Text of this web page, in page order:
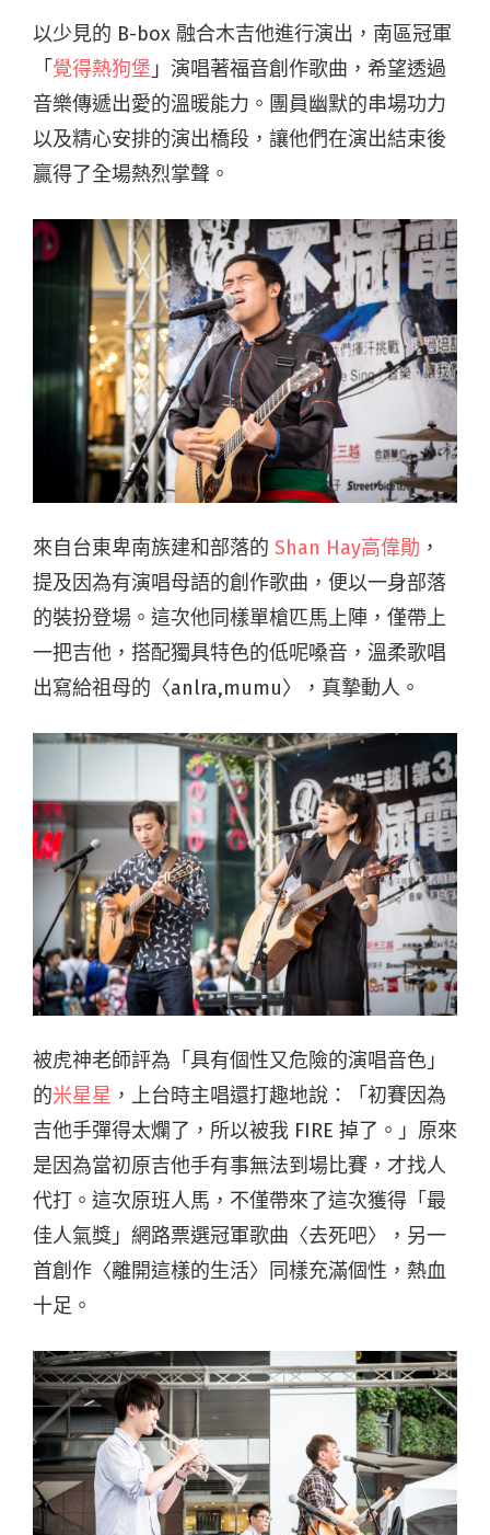
以少見的 B-box 融合木吉他進行演出，南區冠軍
「 覺得熱狗堡」演唱著福音創作歌曲，希望透過
音樂傳遞出愛的溫暖能力。團員幽默的串場功力
以及精心安排的演出橋段，讓他們在演出結束後
贏得了全場熱烈掌聲。
來自台東卑南族建和部落的 Shan Hay高偉勛 ，
提及因為有演唱母語的創作歌曲，便以一身部落
的裝扮登場。這次他同樣單槍匹馬上陣，僅帶上
一把吉他，搭配獨具特色的低呢嗓音，溫柔歌唱
出寫給祖母的〈anlra,mumu〉，真摯動人。
被虎神老師評為「具有個性又危險的演唱音色」
的米星星 ，上台時主唱還打趣地說：「初賽因為
吉他手彈得太爛了，所以被我 FIRE 掉了。」原來
是因為當初原吉他手有事無法到場比賽，才找人
代打。這次原班人馬，不僅帶來了這次獲得「最
佳人氣獎」網路票選冠軍歌曲〈去死吧〉，另一
首創作〈離開這樣的生活〉同樣充滿個性，熱血
十足。